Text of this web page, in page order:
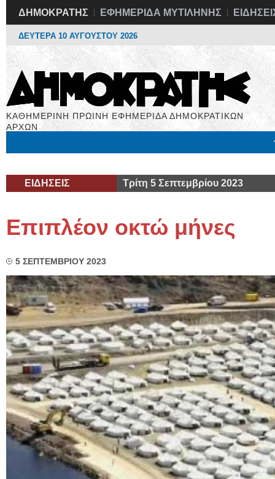
ΔΗΜΟΚΡΑΤΗΣ ΕΦΗΜΕΡΙΔΑ ΜΥΤΙΛΗΝΗΣ
ΔΕΥΤΕΡΑ 10 ΑΥΓΟΥΣΤΟΥ 2026
ΚΑΘΗΜΕΡΙΝΗ ΠΡΩΙΝΗ ΕΦΗΜΕΡΙΔΑ ΔΗΜΟΚΡΑΤΙΚΩΝ
ΑΡΧΩΝ
ΕΙΔΗΣΕΙΣ Τρίτη 5 Σεπτεμβρίου 2023
Επιπλέον οκτώ μήνες
5 ΣΕΠΤΕΜΒΡΙΟΥ 2023